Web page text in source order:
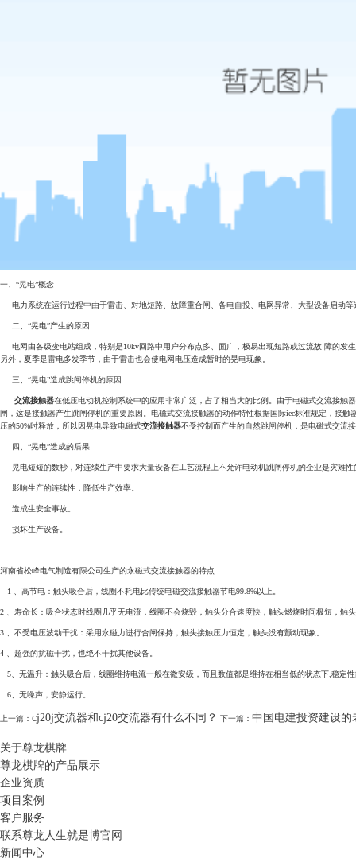
一、“晃电”概念
电力系统在运行过程中由于雷击、对地短路、故障重合闸、备电自投、电网异常、大型设备启动
二、“晃电”产生的原因
电网由各级变电站组成，特别是10kv回路中用户分布点多、面广，极易出现短路或过流故 障的发
另外，夏季是雷电多发季节，由于雷击也会使电网电压造成暂时的晃电现象。
三、“晃电”造成跳闸停机的原因
交流接触器在低压电动机控制系统中的应用非常广泛，占了相当大的比例。由于电磁式交流接
闸，这是接触器产生跳闸停机的重要原因。电磁式交流接触器的动作特性根据国际iec标准规定，接
压的50%时释放，所以因晃电导致电磁式交流接触器不受控制而产生的自然跳闸停机，是电磁式交流
四、“晃电”造成的后果
晃电短短的数秒，对连续生产中要求大量设备在工艺流程上不允许电动机跳闸停机的企业是灾难
影响生产的连续性，降低生产效率。
造成生安全事故。
损坏生产设备。
河南省松峰电气制造有限公司生产的永磁式交流接触器的特点
1 、高节电：触头吸合后，线圈不耗电比传统电磁交流接触器节电99.8%以上。
2 、寿命长：吸合状态时线圈几乎无电流，线圈不会烧毁，触头分合速度快，触头燃烧时间极短，触
3 、不受电压波动干扰：采用永磁力进行合闸保持，触头接触压力恒定，触头没有颤动现象。
4 、超强的抗磁干扰，也绝不干扰其他设备。
5、无温升：触头吸合后，线圈维持电流一般在微安级，而且数值都是维持在相当低的状态下,稳定
6、无噪声，安静运行。
上一篇： cj20j交流器和cj20交流器有什么不同？ 下一篇： 中国电建投资建设
关于尊龙棋牌
尊龙棋牌的产品展示
企业资质
项目案例
客户服务
联系尊龙人生就是博官网
新闻中心